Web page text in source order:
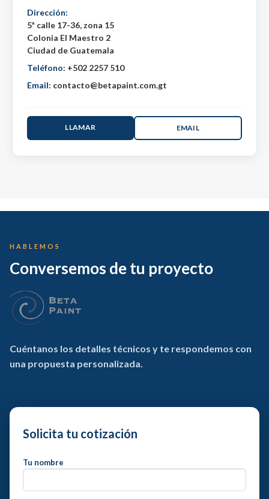
Dirección:
5ª calle 17-36, zona 15
Colonia El Maestro 2
Ciudad de Guatemala
Teléfono: +502 2257 510
Email: contacto@betapaint.com.gt
LLAMAR EMAIL
HABLEMOS
Conversemos de tu proyecto
Cuéntanos los detalles técnicos y te respondemos con
una propuesta personalizada.
Solicita tu cotización
Tu nombre